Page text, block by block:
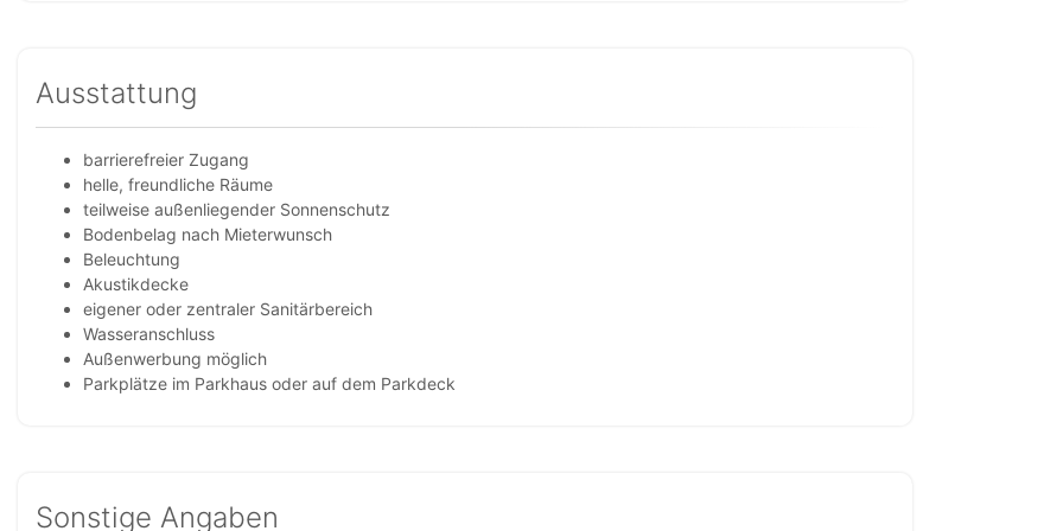
Ausstattung
barrierefreier Zugang
helle, freundliche Räume
teilweise außenliegender Sonnenschutz
Bodenbelag nach Mieterwunsch
Beleuchtung
Akustikdecke
eigener oder zentraler Sanitärbereich
Wasseranschluss
Außenwerbung möglich
Parkplätze im Parkhaus oder auf dem Parkdeck
Sonstige Angaben